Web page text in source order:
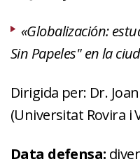
«Globalización:
Sin Papeles" en la
Dirigida per: Dr.
(Universitat Rovira i
Data defensa: